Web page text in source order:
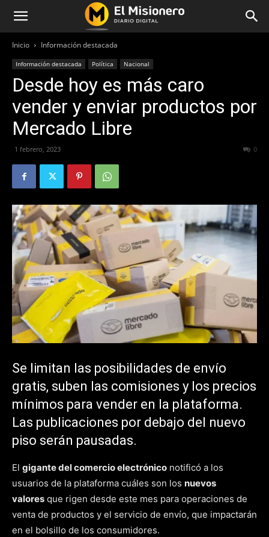
Inicio Información destacada
Información destacada Política Nacional
Desde hoy es más caro
vender y enviar productos por
Mercado Libre
1 febrero, 2023 0
Se limitan las posibilidades de envío
gratis, suben las comisiones y los precios
mínimos para vender en la plataforma.
Las publicaciones por debajo del nuevo
piso serán pausadas.
El gigante del comercio electrónico notificó a los
usuarios de la plataforma cuáles son los nuevos
valores que rigen desde este mes para operaciones de
venta de productos y el servicio de envío, que impactarán
en el bolsillo de los consumidores.